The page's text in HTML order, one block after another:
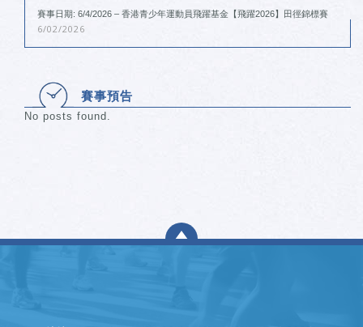
賽事日期: 6/4/2026 – 香港青少年運動員飛躍基金【飛躍2026】田徑錦標賽
6/02/2026
賽事預告
No posts found.